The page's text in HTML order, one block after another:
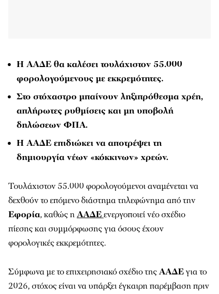
Η ΑΑΔΕ θα καλέσει τουλάχιστον 55.000
φορολογούμενους με εκκρεμότητες.
Στο στόχαστρο μπαίνουν ληξιπρόθεσμα χρέη,
απλήρωτες ρυθμίσεις και μη υποβολή
δηλώσεων ΦΠΑ.
Η ΑΑΔΕ επιδιώκει να αποτρέψει τη
δημιουργία νέων «κόκκινων» χρεών.
Τουλάχιστον 55.000 φορολογούμενοι αναμένεται να
δεχθούν το επόμενο διάστημα τηλεφώνημα από την
Εφορία, καθώς ηΑΑΔΕενεργοποιεί νέο σχέδιο
πίεσης και συμμόρφωσης για όσους έχουν
φορολογικές εκκρεμότητες.
Σύμφωνα με το επιχειρησιακό σχέδιο τηςΑΑΔΕγια το
2026, στόχος είναι να υπάρξει έγκαιρη παρέμβαση πριν